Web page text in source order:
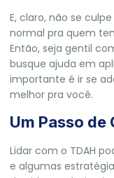
E, claro, não se
normal pra quem
Então, seja gentil
busque ajuda em
importante é ir se
melhor pra você.
Um Passo de
Lidar com o TDAH
e algumas